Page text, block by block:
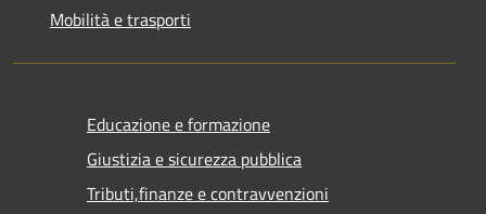
Mobilità e trasporti
Educazione e formazione
Giustizia e sicurezza pubblica
Tributi,finanze e contravvenzioni